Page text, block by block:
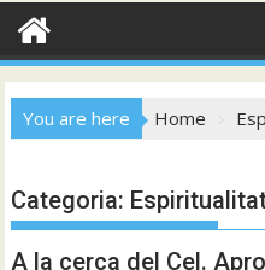
You are here Home
Categoria:
A la cerca del Cel.